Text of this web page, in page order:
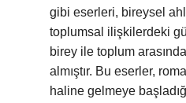
gibi eserleri, bireysel
toplumsal ilişkilerdeki
birey ile toplum
almıştır. Bu eserler,
haline gelmeye